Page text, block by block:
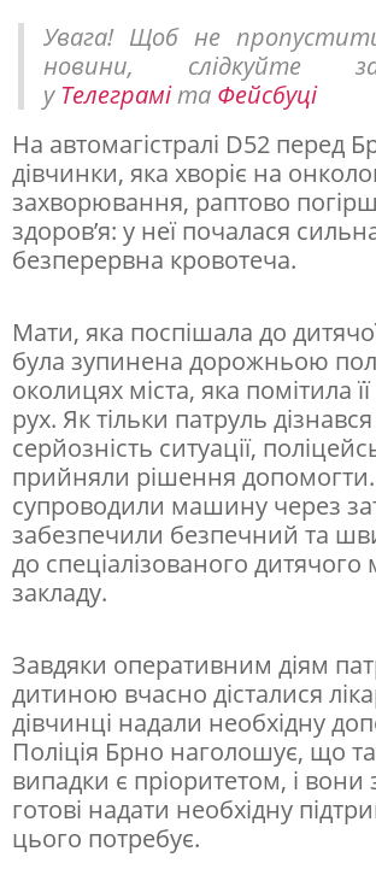
а
н
а
т
р
с
і
:
П
о
л
і
ц
я
Б
р
н
о
Увага! Щоб не
новини, слідкуйте
у Телеграміта Фейсбуці
На автомагістралі D52 перед
дівчинки, яка хворіє на
захворювання, раптово
здоров’я: у неї почалася
безперервна кровотеча.
Мати, яка поспішала до
була зупинена дорожньою
околицях міста, яка помітила
рух. Як тільки патруль
серйозність ситуації,
прийняли рішення
супроводили машину через
забезпечили безпечний та
до спеціалізованого
закладу.
Завдяки оперативним діям
дитиною вчасно дісталися
дівчинці надали необхідну
Поліція Брно наголошує, що
випадки є пріоритетом, і вони
готові надати необхідну
цього потребує.